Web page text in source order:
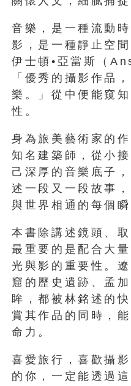
音樂，是一種流動
影，是一種靜止空
伊士頓•亞當斯（
「優秀的攝影作品
樂。」從中便能窺
性。
身為旅美藝術家的
知名建築師，從小
己深厚的音樂底子
述一段又一段故事
與世界相通的每個瞬
本書除講述鏡頭、
最重要的是配合大
光與影的重要性。
窟的歷史遺跡、孟
眸，都被林銘述的
賞其作品的同時，
命力。
喜愛旅行，喜歡攝
的你，一定能透過